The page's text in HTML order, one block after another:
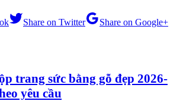
Share on Twitter Share on Google+
trang sức bằng gỗ đẹp 2026-
yêu cầu